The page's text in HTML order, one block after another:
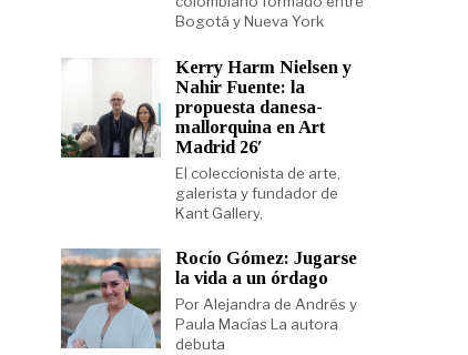
Bogotá y Nueva York
Kerry Harm Nielsen y
Nahir Fuente: la
propuesta danesa-
mallorquina en Art
Madrid 26′
El coleccionista de arte,
galerista y fundador de
Kant Gallery,
Rocío Gómez: Jugarse
la vida a un órdago
Por Alejandra de Andrés y
Paula Macías La autora
debuta